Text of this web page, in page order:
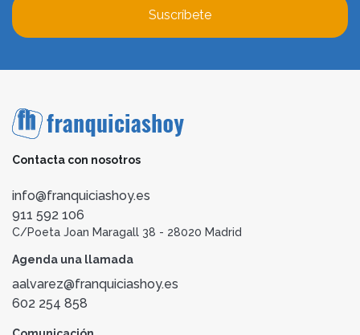
Suscríbete
Contacta con nosotros
info@franquiciashoy.es
911 592 106
C/Poeta Joan Maragall 38 - 28020 Madrid
Agenda una llamada
aalvarez@franquiciashoy.es
602 254 858